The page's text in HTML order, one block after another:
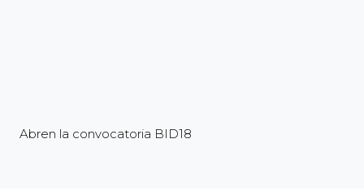
Abren la convocatoria BID18